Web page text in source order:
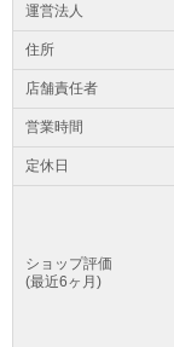
※安全に商品をご使用
バッテリー・充電器を
模倣品、互換品のバッ
ー・電池パックのご使
負いかねますのでなに
運営法人
住所
店舗責任者
営業時間
定休日
ショップ評価
(最近6ヶ月)